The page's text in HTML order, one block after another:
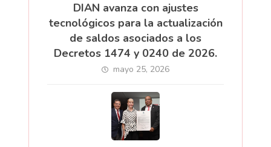
DIAN avanza con ajustes
tecnológicos para la actualización
de saldos asociados a los
Decretos 1474 y 0240 de 2026.
mayo 25, 2026